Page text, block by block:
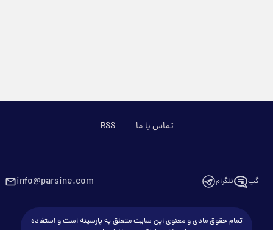
تماس با ما RSS
گپ تلگرام info@parsine.com
تمام حقوق مادی و معنوی این سایت متعلق به پارسینه است و استفاده